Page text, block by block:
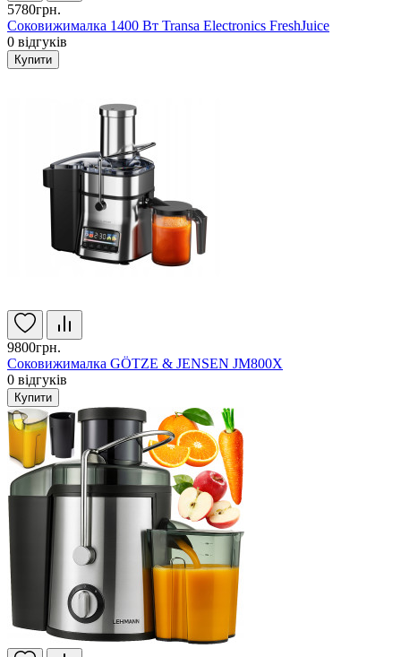
5780грн.
Соковижималка 1400 Вт Transa Electronics FreshJuice
0 відгуків
Купити
9800грн.
Соковижималка GÖTZE & JENSEN JM800X
0 відгуків
Купити